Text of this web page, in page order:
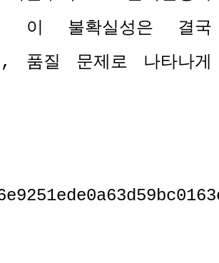
이 불확실성은 결국
, 품질 문제로 나타나게